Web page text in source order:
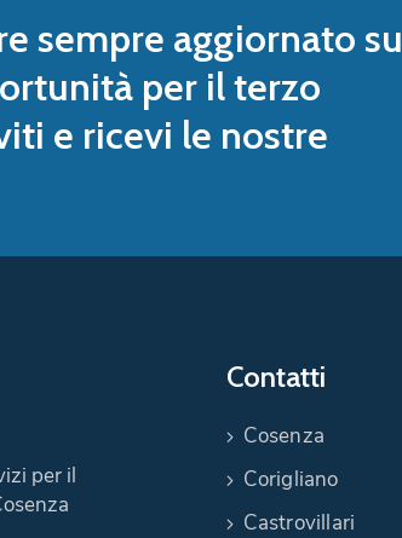
sempre aggiornato su
per il terzo
e ricevi le nostre
per il
Contatti
Cosenza
Corigliano
Castrovillari